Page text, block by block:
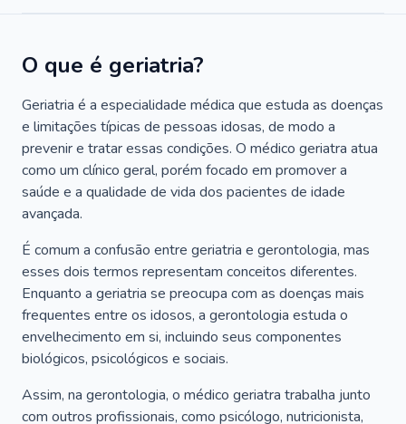
O que é geriatria?
Geriatria é a especialidade médica que estuda as doenças
e limitações típicas de pessoas idosas, de modo a
prevenir e tratar essas condições. O médico geriatra atua
como um clínico geral, porém focado em promover a
saúde e a qualidade de vida dos pacientes de idade
avançada.
É comum a confusão entre geriatria e gerontologia, mas
esses dois termos representam conceitos diferentes.
Enquanto a geriatria se preocupa com as doenças mais
frequentes entre os idosos, a gerontologia estuda o
envelhecimento em si, incluindo seus componentes
biológicos, psicológicos e sociais.
Assim, na gerontologia, o médico geriatra trabalha junto
com outros profissionais, como psicólogo, nutricionista,